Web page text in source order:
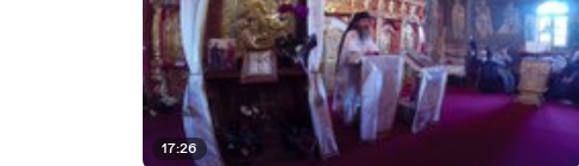
17:26